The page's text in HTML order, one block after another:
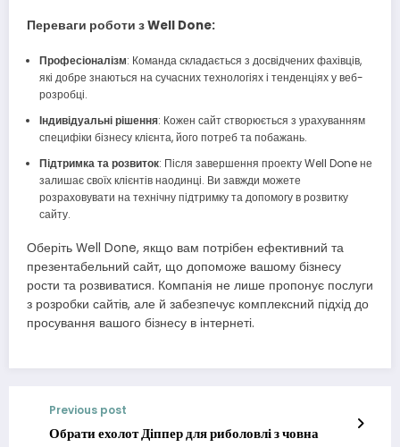
Переваги роботи з Well Done:
Професіоналізм: Команда складається з досвідчених фахівців,
які добре знаються на сучасних технологіях і тенденціях у веб-
розробці.
Індивідуальні рішення: Кожен сайт створюється з урахуванням
специфіки бізнесу клієнта, його потреб та побажань.
Підтримка та розвиток: Після завершення проекту Well Done не
залишає своїх клієнтів наодинці. Ви завжди можете
розраховувати на технічну підтримку та допомогу в розвитку
сайту.
Оберіть Well Done, якщо вам потрібен ефективний та
презентабельний сайт, що допоможе вашому бізнесу
рости та розвиватися. Компанія не лише пропонує послуги
з розробки сайтів, але й забезпечує комплексний підхід до
просування вашого бізнесу в інтернеті.
Previous post
Обрати ехолот Діппер для риболовлі з човна